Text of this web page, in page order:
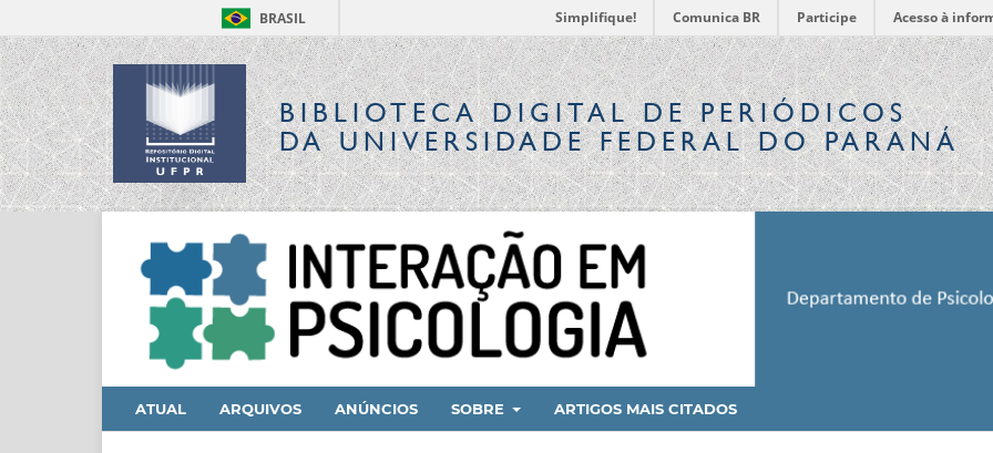
BRASIL Simplifique! Comunica BR Participe Acesso à
BIBLIOTECA DIGITALDE PERIÓDICOS
DA UNIVERSIDADE FEDERAL DO PARANÁ
ATUAL ARQUIVOS ANÚNCIOS SOBRE ARTIGOS MAIS CITADOS